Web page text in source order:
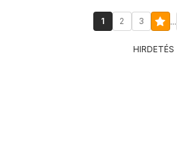
1 2 3 ...
HIRDETÉS